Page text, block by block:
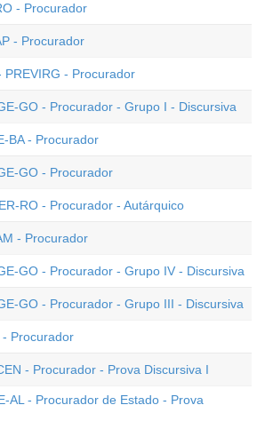
- Procurador
- Procurador
PREVIRG - Procurador
GO - Procurador - Grupo I - Discursiva
BA - Procurador
GO - Procurador
RO - Procurador - Autárquico
- Procurador
GO - Procurador - Grupo IV - Discursiva
GO - Procurador - Grupo III - Discursiva
- Procurador
- Procurador - Prova Discursiva I
AL - Procurador de Estado - Prova